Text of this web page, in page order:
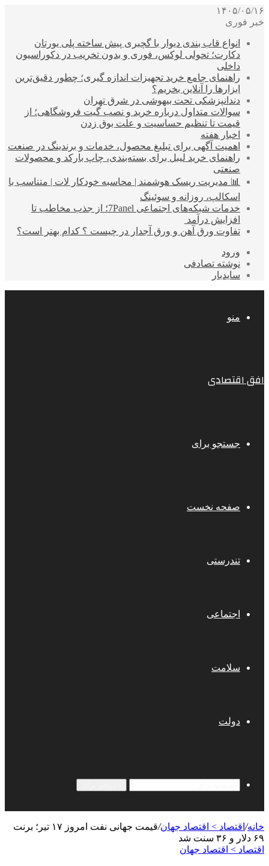
۱۴۰۵/۰۵/۱۶
خبر فوری
انواع قاب بندی دیوار با گچبری پیش ساخته پلی یورتان
دکارت؛ تحولی لوکس، فوری و بدون تخریب در دکوراسیون
داخلی
راهنمای جامع خرید تجهیزات اندازه گیری؛ چطور دقیق‌ترین
ابزارها را آنلاین بخریم؟
دندانپزشکی تحت بیهوشی در شرق تهران
سوالات متداول درباره خرید و نصب گیت فروشگاهی؛ از
قیمت تا تنظیم حساسیت و علت بوق زدن
اخبار هفته
اهمیت آگهی برای تبلیغ محصول، خدمات و برندینگ در صنعت
راهنمای خرید لیبل برای بسته‌بندی، چاپ بارکد و محصولات
صنعتی
📊 مدیریت ریسک هوشمند | محاسبه خودکار لات | متناسب با
اسکالپ، روزانه و سوئینگ
خدمات شبکه‌های اجتماعی 7Panel؛ از جذب مخاطب تا
افزایش درآمد
تفاوت ورق آهن و ورق آجدار در چیست ؟ کدام بهتر است؟
ورود
نوشته تصادفی
سایدبار
منو
افق اقتصادی
جستجو برای
صفحه نخست
تندرستی
اجتماعی
سلامت
دولت
خانه/ اقتصاد > اقتصاد جهان/
قیمت جهانی نفت امروز ۱۷ تیر؛ برنت
۶۹ دلار و ۳۶ سنت شد
اقتصاد > اقتصاد جهان